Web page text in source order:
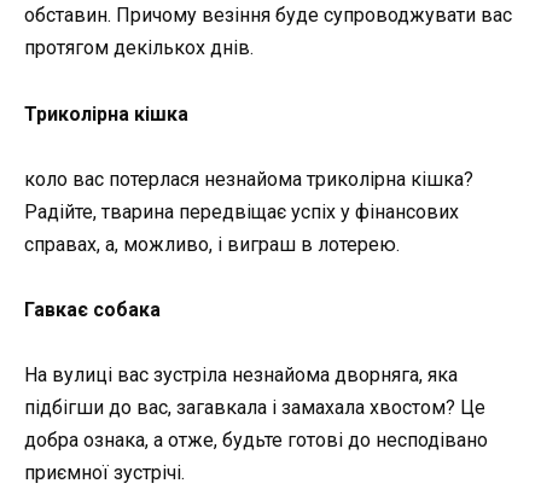
обставин. Причому везіння буде супроводжувати вас
протягом декількох днів.
Триколірна кішка
коло вас потерлася незнайома триколірна кішка?
Радійте, тварина передвіщає успіх у фінансових
справах, а, можливо, і виграш в лотерею.
Гавкає собака
На вулиці вас зустріла незнайома дворняга, яка
підбігши до вас, загавкала і замахала хвостом? Це
добра ознака, а отже, будьте готові до несподівано
приємної зустрічі.